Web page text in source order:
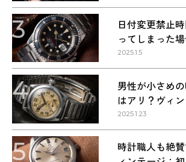
3
日付変更禁止
ってしまった
しい方法
2025.1.5
4
男性が小さめ
はアリ？ヴィ
回答します！
2025.1.23
5
時計職人も絶